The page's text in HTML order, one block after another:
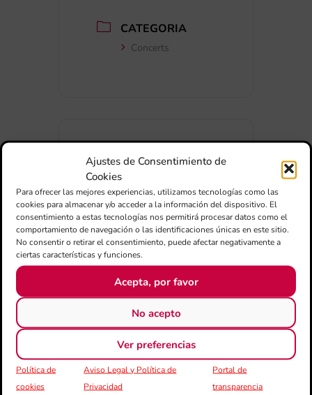
Ajustes de Consentimiento de
Cookies
Para ofrecer las mejores experiencias, utilizamos tecnologías como las
cookies para almacenar y/o acceder a la información del dispositivo. El
consentimiento a estas tecnologías nos permitirá procesar datos como el
comportamiento de navegación o las identificaciones únicas en este sitio.
No consentir o retirar el consentimiento, puede afectar negativamente a
ciertas características y funciones.
Acepta, por favor
No acepto
Ver preferencias
Política de
cookies
Aviso Legal y Política de
Privacidad
Portal de
transparencia
CATEGORIA
Concerts
+ Afegir a Google Calendar
Exportar + iCal / Outlook
COMPARTIR
ESDEVENIMENT